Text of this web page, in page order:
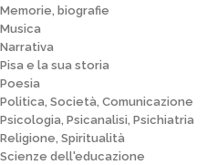
Memorie, biografie
Musica
Narrativa
Pisa e la sua storia
Poesia
Politica, Società, Comunicazione
Psicologia, Psicanalisi, Psichiatria
Religione, Spiritualità
Scienze dell'educazione